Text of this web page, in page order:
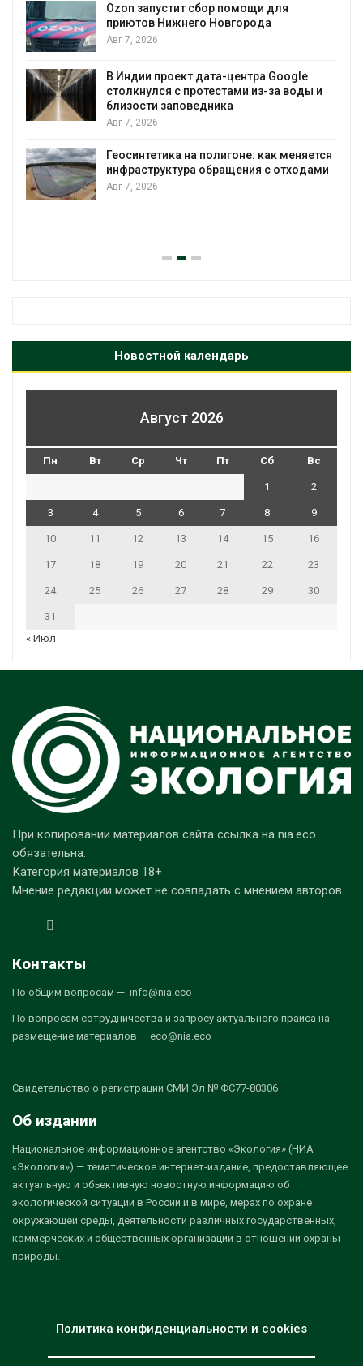
Ozon запустит сбор помощи для
приютов Нижнего Новгорода
Авг 7, 2026
В Индии проект дата-центра Google
столкнулся с протестами из-за воды и
близости заповедника
Авг 7, 2026
Геосинтетика на полигоне: как меняется
инфраструктура обращения с отходами
Авг 7, 2026
Новостной календарь
Август 2026
Пн Вт Ср Чт Пт Сб Вс
1 2
3 4 5 6 7 8 9
10 11 12 13 14 15 16
17 18 19 20 21 22 23
24 25 26 27 28 29 30
31
« Июл
При копировании материалов сайта ссылка на nia.eco
обязательна.
Категория материалов 18+
Мнение редакции может не совпадать с мнением авторов.
Контакты
По общим вопросам — info@nia.eco
По вопросам сотрудничества и запросу актуального прайса на
размещение материалов — eco@nia.eco
Свидетельство о регистрации СМИ Эл № ФС77-80306
Об издании
Национальное информационное агентство «Экология» (НИА
«Экология») — тематическое интернет-издание, предоставляющее
актуальную и объективную новостную информацию об
экологической ситуации в России и в мире, мерах по охране
окружающей среды, деятельности различных государственных,
коммерческих и общественных организаций в отношении охраны
природы.
Политика конфиденциальности и cookies